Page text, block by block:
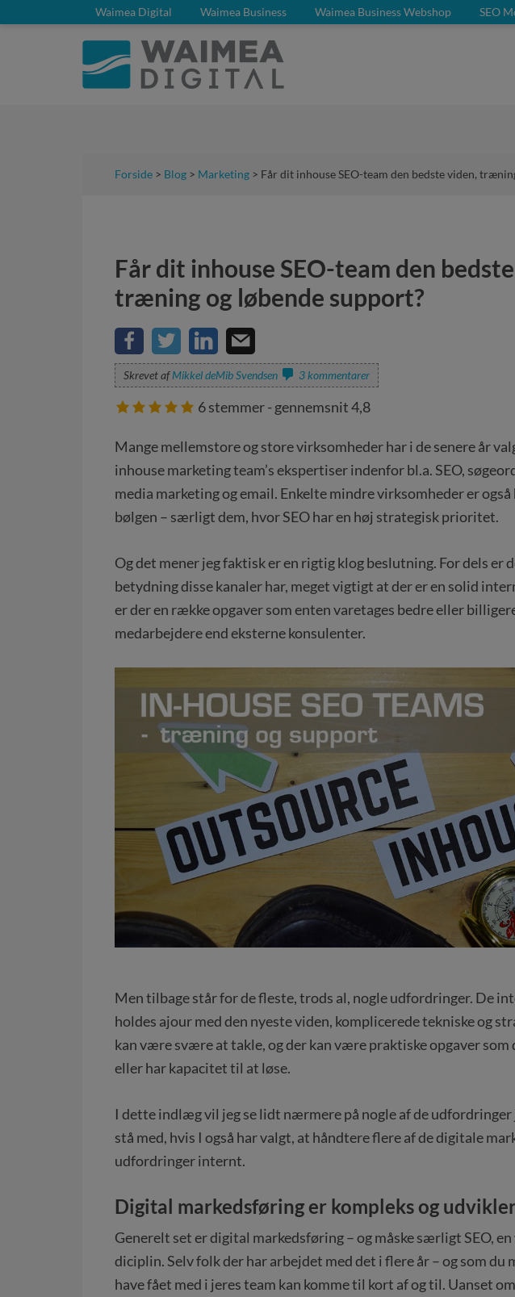
Waimea Digital Waimea Business Waimea Business Webshop SEO
Forside > Blog > Marketing > Får dit inhouse SEO-team den bedste viden,
Får dit inhouse SEO-team den
træning og løbende support?
Skrevet afMikkel deMib Svendsen 3 kommentarer
6stemmer - gennemsnit4,8
Mange mellemstore og store virksomheder har i de senere år
inhouse marketing team’s ekspertiser indenfor bl.a. SEO,
media marketing og email. Enkelte mindre virksomheder er også
bølgen – særligt dem, hvor SEO har en høj strategisk prioritet.
Og det mener jeg faktisk er en rigtig klog beslutning. For dels er
betydning disse kanaler har, meget vigtigt at der er en solid
er der en række opgaver som enten varetages bedre eller
medarbejdere end eksterne konsulenter.
Men tilbage står for de fleste, trods al, nogle udfordringer. De
holdes ajour med den nyeste viden, komplicerede tekniske og
kan være svære at takle, og der kan være praktiske opgaver som
eller har kapacitet til at løse.
I dette indlæg vil jeg se lidt nærmere på nogle af de udfordringer
stå med, hvis I også har valgt, at håndtere flere af de digitale
udfordringer internt.
Digital markedsføring er kompleks og
Generelt set er digital markedsføring – og måske særligt SEO,
diciplin. Selv folk der har arbejdet med det i flere år – og som du
have fået med i jeres team kan komme til kort af og til. Uanset